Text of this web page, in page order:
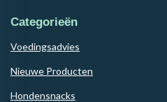
Categorieën
Voedingsadvies
Nieuwe Producten
Hondensnacks